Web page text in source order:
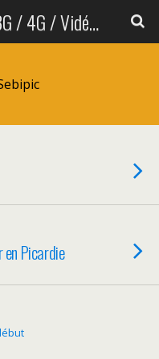
Blog WiFi / Wimax / 3G / 4G / Vidéo sans fil
Picardie